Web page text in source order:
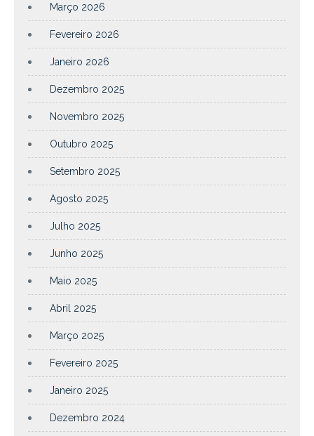
Março 2026
Fevereiro 2026
Janeiro 2026
Dezembro 2025
Novembro 2025
Outubro 2025
Setembro 2025
Agosto 2025
Julho 2025
Junho 2025
Maio 2025
Abril 2025
Março 2025
Fevereiro 2025
Janeiro 2025
Dezembro 2024